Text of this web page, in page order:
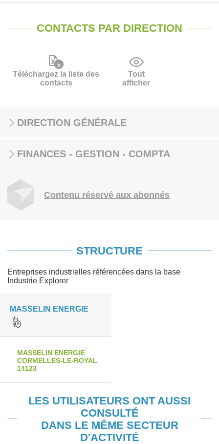
CONTACTS PAR DIRECTION
Téléchargez la liste des
contacts
Tout
afficher
DIRECTION GÉNÉRALE
FINANCES - GESTION - COMPTA
Contenu réservé aux abonnés
STRUCTURE
Entreprises industrielles référencées dans la base
Industrie Explorer
MASSELIN ENERGIE
MASSELIN ENERGIE
CORMELLES-LE-ROYAL
14123
LES UTILISATEURS ONT AUSSI
CONSULTÉ
DANS LE MÊME SECTEUR
D'ACTIVITÉ